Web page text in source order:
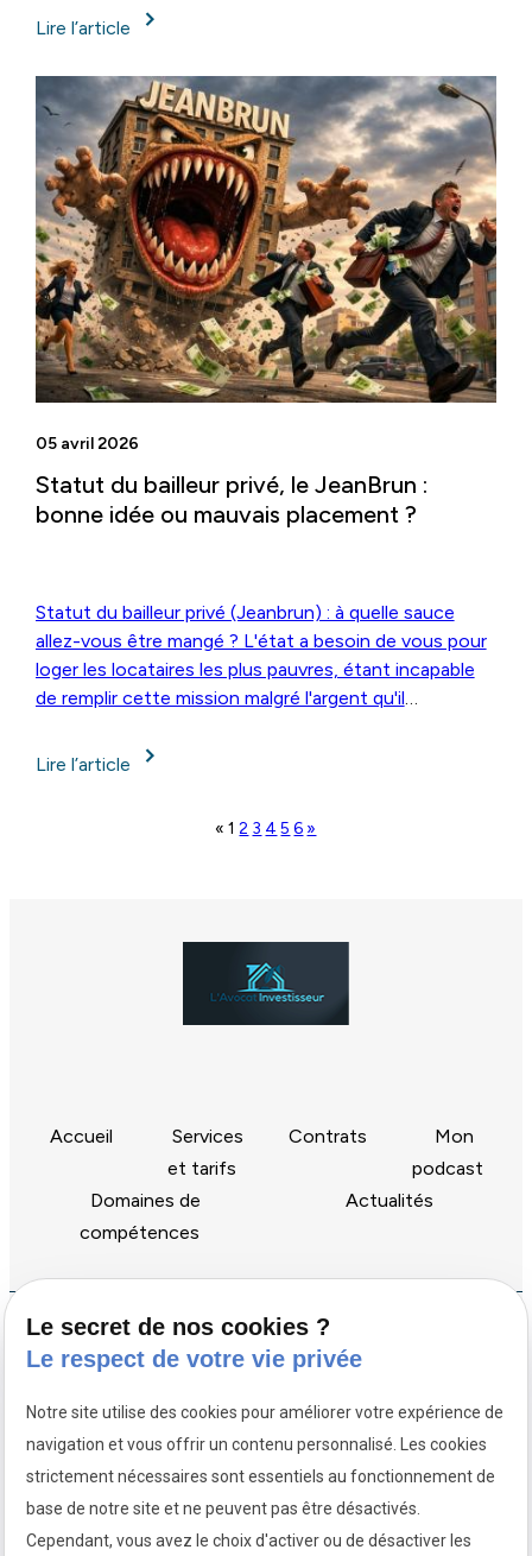
Lire l’article
05 avril 2026
Statut du bailleur privé, le JeanBrun :
bonne idée ou mauvais placement ?
Statut du bailleur privé (Jeanbrun) : à quelle sauce
allez-vous être mangé ? L'état a besoin de vous pour
loger les locataires les plus pauvres, étant incapable
de remplir cette mission malgré l'argent qu'il
Lire l’article
« 1 2 3 4 5 6 »
Accueil
Services
et tarifs
Contrats
Mon
podcast
Domaines de
compétences
Actualités
Nous retrouver :
13 rue Letellier
75015 PARIS
Lundi au Vendredi
09:00-13:00 / 14:00-18:30
Nous contacter :
09 50 15 66 69
Le secret de nos cookies ?
Le respect de votre vie privée
Notre site utilise des cookies pour améliorer votre expérience de
navigation et vous offrir un contenu personnalisé. Les cookies
strictement nécessaires sont essentiels au fonctionnement de
base de notre site et ne peuvent pas être désactivés.
Cependant, vous avez le choix d'activer ou de désactiver les